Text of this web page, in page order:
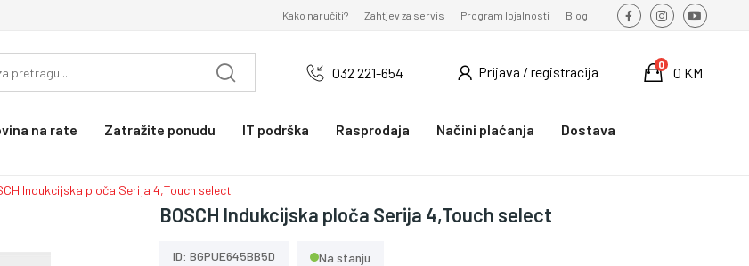
Kako naručiti? Zahtjev za servis Program lojalnosti Blog
032 221-654 Prijava / registracija 0 KM
0
na rate Zatražite ponudu IT podrška Rasprodaja Načini plaćanja
Dostava
Indukcijska ploča Serija 4,Touch select
BOSCH Indukcijska ploča Serija 4,Touch select
ID: BGPUE645BB5D Na stanju